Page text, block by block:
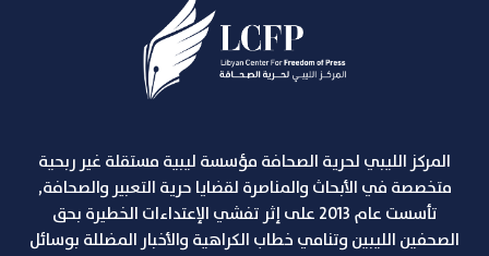
المركز الليبي لحرية الصحافة مؤسسة ليبية مستقلة غير ربحية
متخصصة في الأبحاث والمناصرة لقضايا حرية التعبير والصحافة,
تأسست عام 2013 على إثر تفشي الإعتداءات الخطيرة بحق
الصحفين الليبين وتنامي خطاب الكراهية والأخبار المضللة بوسائل